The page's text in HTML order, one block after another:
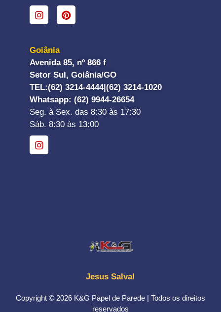
Goiânia
Avenida 85, nº 866 f
Setor Sul, Goiânia/GO
TEL:(62) 3214-4444|(62) 3214-1020
Whatsapp: (62) 9944-26654
Seg. à Sex. das 8:30 às 17:30
Sáb. 8:30 às 13:00
Jesus Salva!
Copyright © 2026 K&G Papel de Parede | Todos os direitos
reservados